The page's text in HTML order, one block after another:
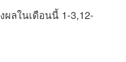
ลในเดือนนี้ 1-3,12-